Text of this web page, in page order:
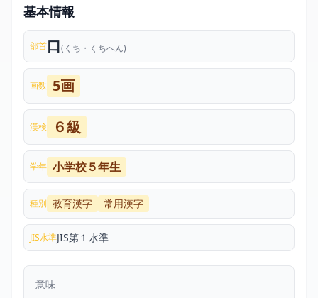
基本情報
部首口 (くち・くちへん)
画数 5画
漢検 ６級
学年 小学校５年生
種別 教育漢字 常用漢字
JIS水準JIS第１水準
意味